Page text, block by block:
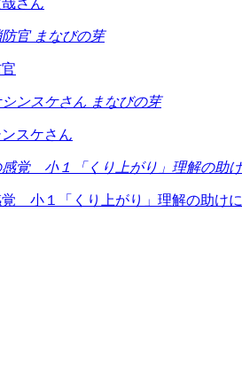
さん
まなびの芽
まなびの芽
スケさん
小１「くり上がり」理解の助けに